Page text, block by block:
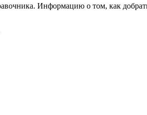
Информацию о том, как